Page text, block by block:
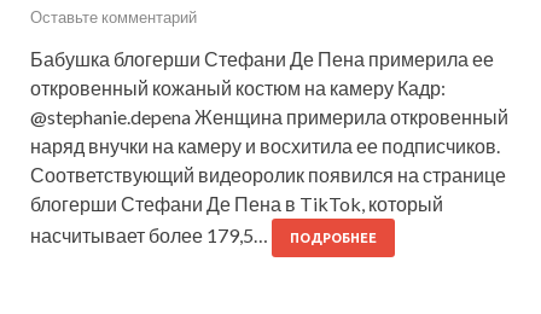
Оставьте комментарий
Бабушка блогерши Стефани Де Пена примерила ее
откровенный кожаный костюм на камеру Кадр:
@stephanie.depena Женщина примерила откровенный
наряд внучки на камеру и восхитила ее подписчиков.
Соответствующий видеоролик появился на странице
блогерши Стефани Де Пена в TikTok, который
насчитывает более 179,5…
ПОДРОБНЕЕ